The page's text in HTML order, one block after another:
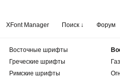
XFont Manager Поиск ↓ Форум
Восточные шрифты
Греческие шрифты
Римские шрифты